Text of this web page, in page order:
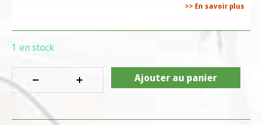
>> En savoir plus
1 en stock
Ajouter au panier